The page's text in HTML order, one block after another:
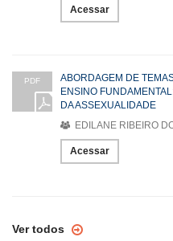
Acessar
PDF
ABORDAGEM DE
ENSINO
DA ASSEXUALIDADE
EDILANE RIBEIRO
Acessar
Ver todos